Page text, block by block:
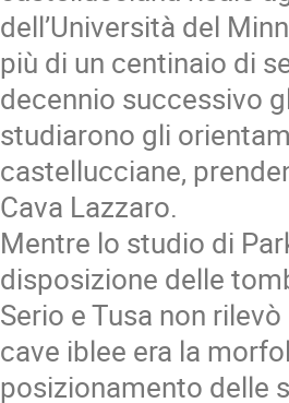
dell’Università del
più di un centinaio di
decennio successivo
studiarono gli
castellucciane,
Cava Lazzaro.
Mentre lo studio di
disposizione delle
Serio e Tusa non
cave iblee era la
posizionamento delle